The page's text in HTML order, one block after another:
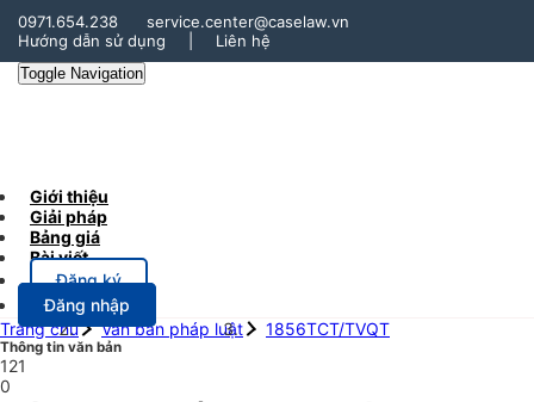
0971.654.238
service.center@caselaw.vn
Hướng dẫn sử dụng
Liên hệ
Toggle Navigation
Giới thiệu
Giải pháp
Bảng giá
Bài viết
Đăng ký
Đăng nhập
Trang chủ
Văn bản pháp luật 1856TCT/TVQT
Thông tin văn bản
121
0